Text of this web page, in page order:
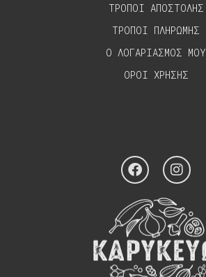
ΤΡΟΠΟΙ ΑΠΟΣΤΟΛΗΣ
ΤΡΟΠΟΙ ΠΛΗΡΩΜΗΣ
Ο ΛΟΓΑΡΙΑΣΜΟΣ ΜΟΥ
ΟΡΟΙ ΧΡΗΣΗΣ